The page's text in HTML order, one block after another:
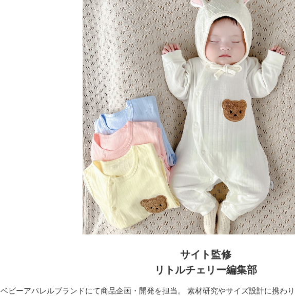
サイト監修
リトルチェリー編集部
ベビーアパレルブランドにて商品企画・開発を担当。 素材研究やサイズ設計に携わ